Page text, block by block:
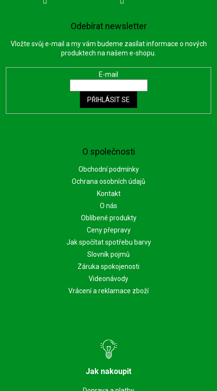
O společnosti
Obchodní podmínky
Ochrana osobních údajů
Kontakt
O nás
Oblíbené produkty
Ceny přepravy
Jak spočítat spotřebu barvy
Slovník pojmů
Záruka spokojenosti
Videonávody
Vrácení a reklamace zboží
Jak nakoupit
Odebírat newsletter
Vložte svůj e-mail a my vám budeme zasílat informace o nových
produktech na našem e-shopu.
E-mail
PŘIHLÁSIT SE